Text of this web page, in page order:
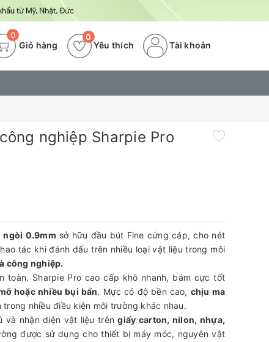
0
Giỏ hàng Yêu thích
0
Tài khoản
nghiệp Sharpie Pro
ngòi 0.9mm sở hữu đầu bút Fine cứng cáp, cho nét
tác khi đánh dấu trên nhiều loại vật liệu trong môi
công nghiệp.
toàn. Sharpie Pro cao cấp khô nhanh, bám cực tốt
hoặc nhiều bụi bẩn. Mực có độ bền cao, chịu ma
nhiều điều kiện môi trường khác nhau.
và nhận diện vật liệu trêngiấy carton, nilon, nhựa,
được sử dụng cho thiết bị máy móc, nguyên vật